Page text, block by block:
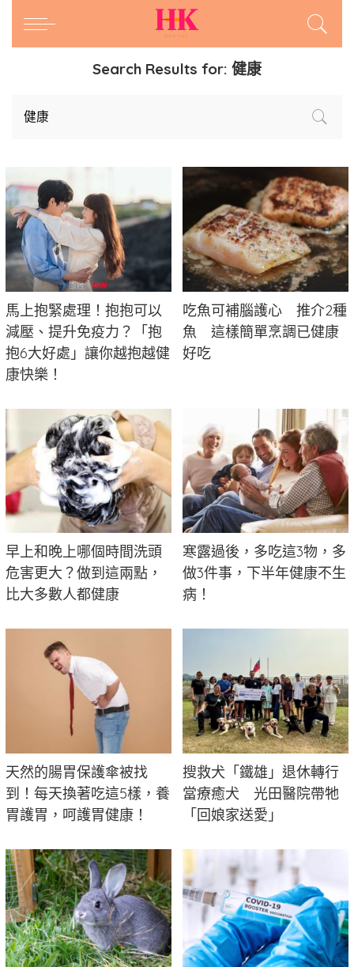
Search Results for: 健康
馬上抱緊處理！抱抱可以
減壓、提升免疫力？「抱
抱6大好處」讓你越抱越健
康快樂！
吃魚可補腦護心 推介2種
魚 這樣簡單烹調已健康
好吃
早上和晚上哪個時間洗頭
危害更大？做到這兩點，
比大多數人都健康
寒露過後，多吃這3物，多
做3件事，下半年健康不生
病！
天然的腸胃保護傘被找
到！每天換著吃這5樣，養
胃護胃，呵護胃健康！
搜救犬「鐵雄」退休轉行
當療癒犬 光田醫院帶牠
「回娘家送愛」